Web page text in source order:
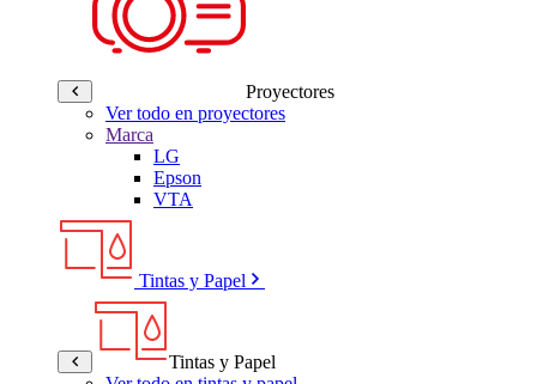
Proyectores
Ver todo en proyectores
Marca
LG
Epson
VTA
Tintas y Papel
Tintas y Papel